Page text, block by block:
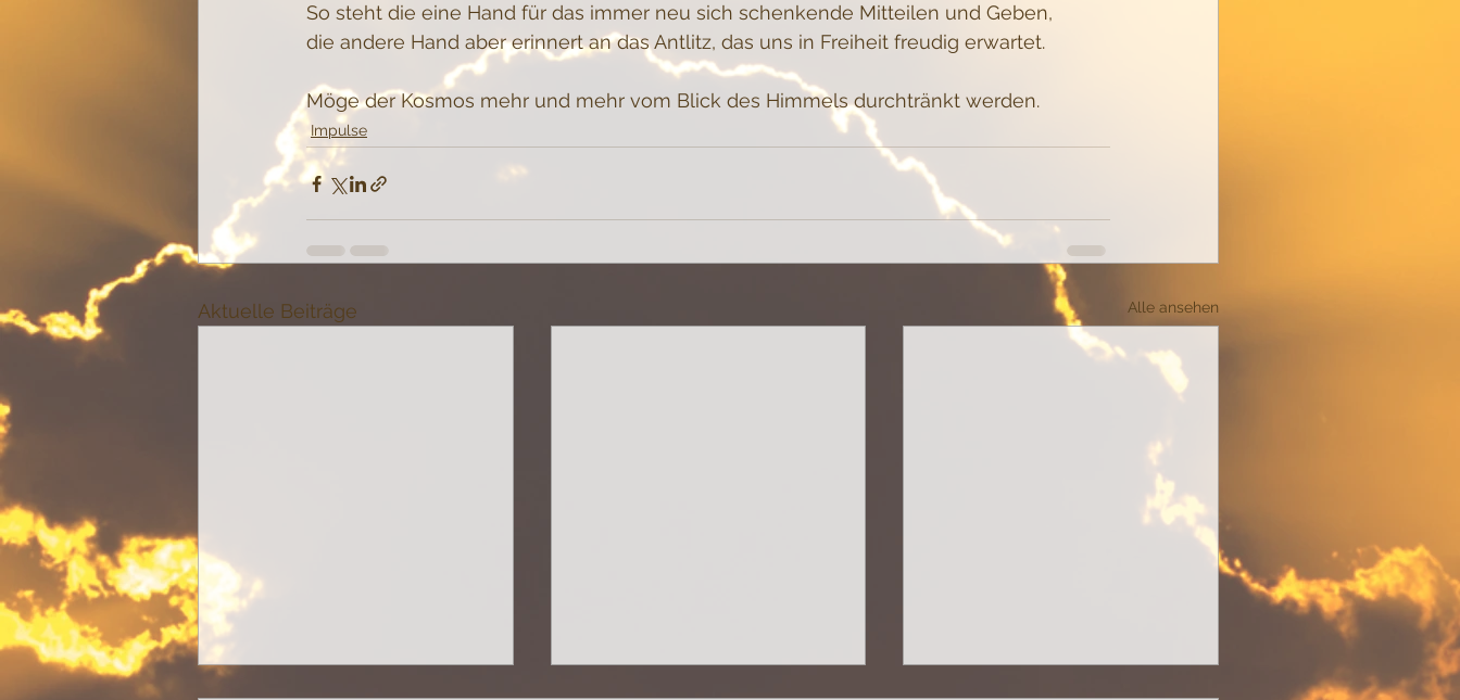
So steht die eine Hand für das immer neu sich schenkende Mitteilen und Geben,
die andere Hand aber erinnert an das Antlitz, das uns in Freiheit freudig erwartet.
Möge der Kosmos mehr und mehr vom Blick des Himmels durchtränkt werden.
Impulse
Aktuelle Beiträge Alle ansehen